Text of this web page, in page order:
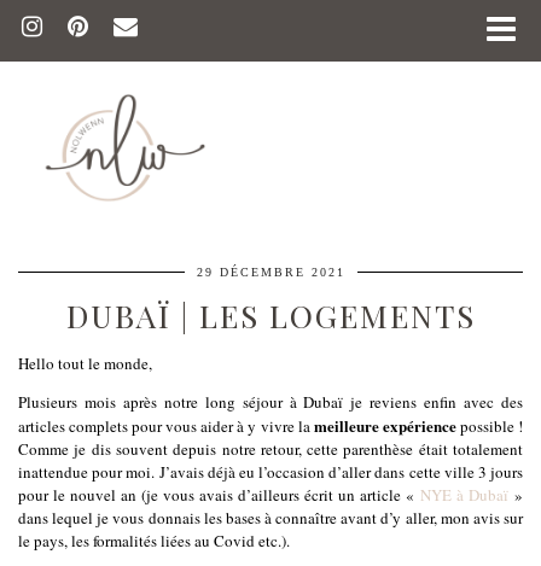
29 DÉCEMBRE 2021
DUBAÏ | LES LOGEMENTS
Hello tout le monde,
Plusieurs mois après notre long séjour à Dubaï je reviens enfin avec des
articles complets pour vous aider à y vivre la meilleure expériencepossible !
Comme je dis souvent depuis notre retour, cette parenthèse était totalement
inattendue pour moi. J’avais déjà eu l’occasion d’aller dans cette ville 3 jours
pour le nouvel an (je vous avais d’ailleurs écrit un article « NYE à Dubaï »
dans lequel je vous donnais les bases à connaître avant d’y aller, mon avis sur
le pays, les formalités liées au Covid etc.).